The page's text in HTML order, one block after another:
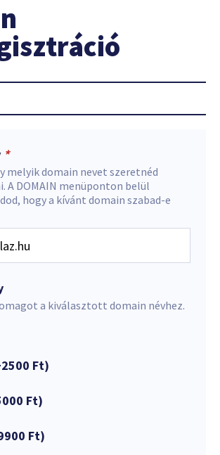
*
melyik domain nevet szeretnéd
A DOMAIN menüponton belül
hogy a kívánt domain szabad-e
a kiválasztott domain névhez.
2500 Ft)
Ft)
Ft)